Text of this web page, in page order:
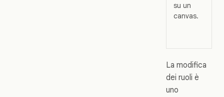
su un
canvas.
La modifica
dei ruoli è
uno